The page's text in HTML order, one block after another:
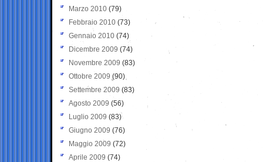
Marzo 2010 (79)
Febbraio 2010 (73)
Gennaio 2010 (74)
Dicembre 2009 (74)
Novembre 2009 (83)
Ottobre 2009 (90)
Settembre 2009 (83)
Agosto 2009 (56)
Luglio 2009 (83)
Giugno 2009 (76)
Maggio 2009 (72)
Aprile 2009 (74)